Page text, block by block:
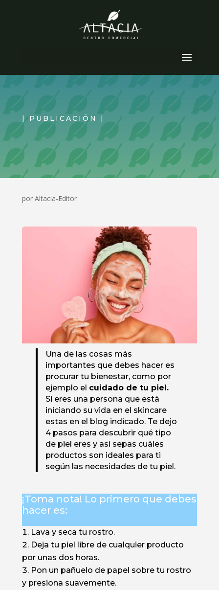
| PUBLICACIÓN |
por Altacia-Editor
Una de las cosas más
importantes que debes hacer es
procurar tu bienestar, como por
ejemplo el cuidado de tu piel.
Si eres una persona que está
iniciando su vida en el skincare
estas en el blog indicado. Te dejo
4 pasos para descubrir qué tipo
de piel eres y así sepas cuáles
productos son ideales para ti
según las necesidades de tu piel.
¡Toma nota! Lo primero que debes
hacer es:
Lava y seca tu rostro.
Deja tu piel libre de cualquier producto
por unas dos horas.
Pon un pañuelo de papel sobre tu rostro
y presiona suavemente.